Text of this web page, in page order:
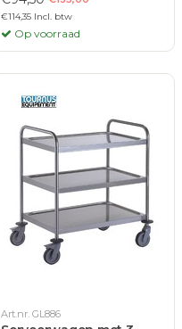
€114,35 Incl. btw
Op voorraad
Art.nr. GL886